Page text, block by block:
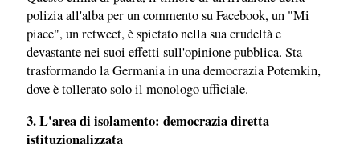
polizia all'alba per un commento su Facebook, un "Mi
piace", un retweet, è spietato nella sua crudeltà e
devastante nei suoi effetti sull'opinione pubblica. Sta
trasformando la Germania in una democrazia Potemkin,
dove è tollerato solo il monologo ufficiale.
3. L'area di isolamento: democrazia diretta
istituzionalizzata